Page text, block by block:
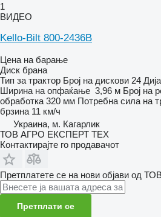
1
ВИДЕО
Kello-Bilt 800-2436B
Цена на барање
Диск брана
Тип за трактор Број на дискови 24
Ширина на опфаќање 3,96 м Број на
обработка 320 мм Потребна сила на
брзина 11 км/ч
Украина, м. Кагарлик
ТОВ АГРО ЕКСПЕРТ ТЕХ
Контактирајте го продавачот
Претплатете се на нови објави од
Претплати се